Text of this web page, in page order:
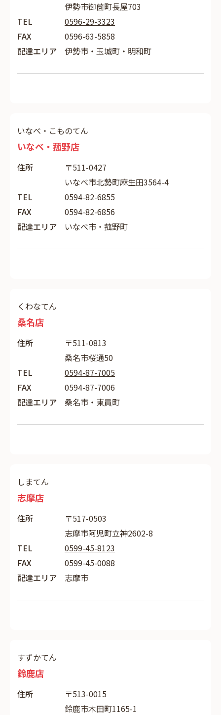
伊勢市御薗町長屋703
TEL
0596-29-3323
FAX
0596-63-5858
配達エリア
伊勢市・玉城町・明和町
いなべ・こものてん
いなべ・菰野店
住所
〒511-0427
いなべ市北勢町麻生田3564-4
TEL
0594-82-6855
FAX
0594-82-6856
配達エリア
いなべ市・菰野町
くわなてん
桑名店
住所
〒511-0813
桑名市桜通50
TEL
0594-87-7005
FAX
0594-87-7006
配達エリア
桑名市・東員町
しまてん
志摩店
住所
〒517-0503
志摩市阿児町立神2602-8
TEL
0599-45-8123
FAX
0599-45-0088
配達エリア
志摩市
すずかてん
鈴鹿店
住所
〒513-0015
鈴鹿市木田町1165-1